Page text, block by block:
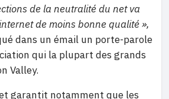
de la neutralité du net va
de moins bonne qualité »,
dans un émail un porte-parole
qui la plupart des grands
Valley.
garantit notamment que les